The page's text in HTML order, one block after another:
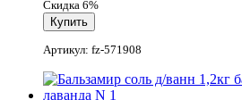
Скидка 6%
Артикул: fz-571908